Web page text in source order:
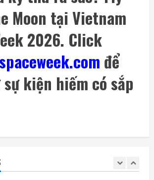
Moon tại Vietnam
2026. Click
để
kiện hiếm có sắp
8 Tháng 8 2026, 08:55
hành gia NASA đi bộ ngoài không gian
nâng cấp hệ thống điện ISS
8 Tháng 8 2026, 08:47
tài trợ nhà máy điện khí khổng lồ
vụ các trung tâm dữ liệu
trì hoãn việc phát triển mô hình